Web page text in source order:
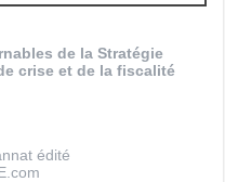
de la Stratégie
crise et de la fiscalité
édité